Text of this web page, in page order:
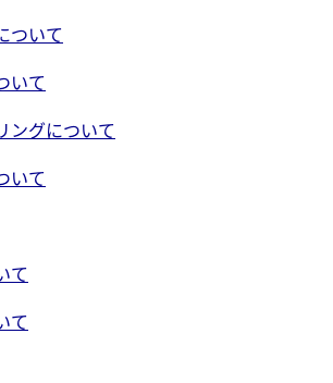
ついて
いて
ングについて
いて
て
て